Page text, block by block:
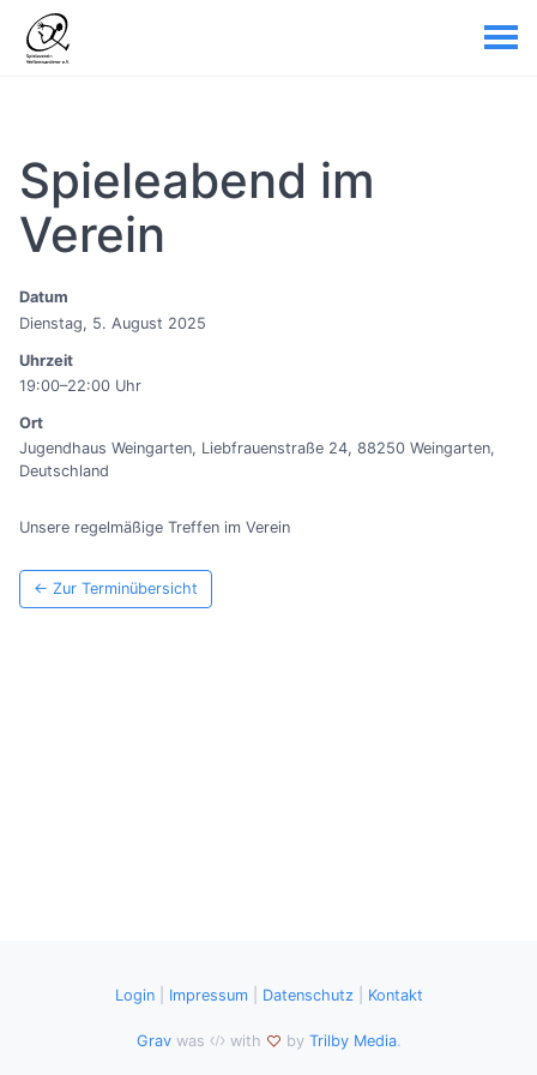
Spieleabend im
Verein
Datum
Dienstag, 5. August 2025
Uhrzeit
19:00–22:00 Uhr
Ort
Jugendhaus Weingarten, Liebfrauenstraße 24, 88250 Weingarten,
Deutschland
Unsere regelmäßige Treffen im Verein
← Zur Terminübersicht
Login| Impressum| Datenschutz| Kontakt
Gravwas with by Trilby Media.